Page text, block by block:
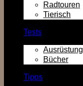
Radtouren
Tierisch
Tests
Ausrüstung
Bücher
Tipps